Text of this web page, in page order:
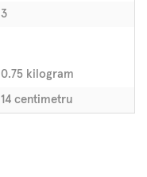
3
0.75 kilogram
14 centimetru